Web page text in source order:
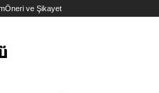
Öneri ve Şikayet